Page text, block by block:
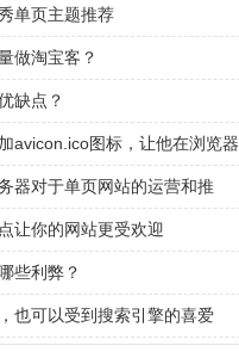
单页主题推荐
做淘宝客？
缺点？
avicon.ico图标，让他在浏览器
器对于单页网站的运营和推
让你的网站更受欢迎
些利弊？
也可以受到搜索引擎的喜爱